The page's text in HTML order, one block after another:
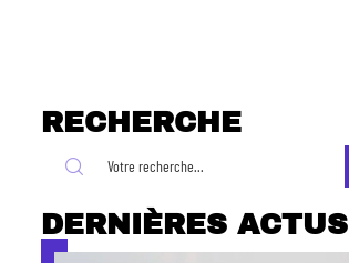
RECHERCHE
DERNIÈRES ACTUS